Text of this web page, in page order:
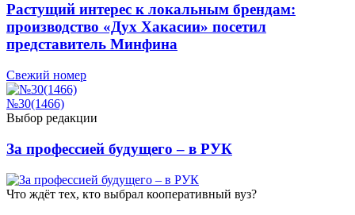
Растущий интерес к локальным брендам:
производство «Дух Хакасии» посетил
представитель Минфина
Свежий номер
№30(1466)
Выбор редакции
За профессией будущего – в РУК
Что ждёт тех, кто выбрал кооперативный вуз?